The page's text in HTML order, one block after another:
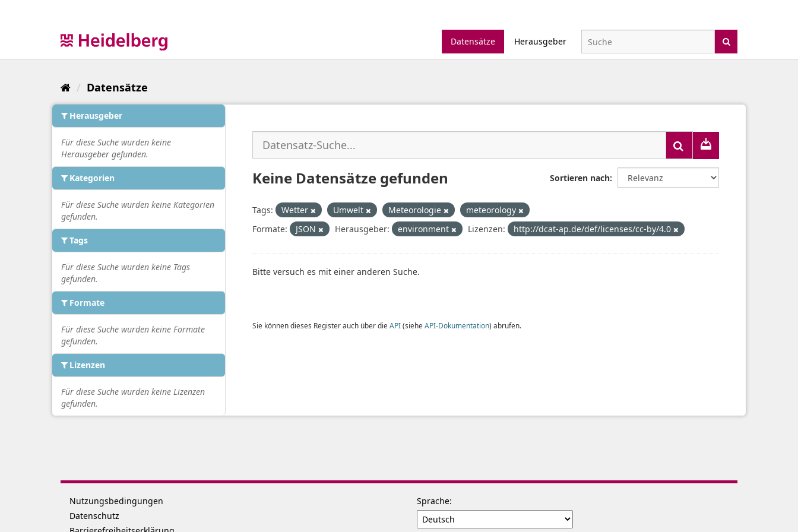
Datensätze
Herausgeber
Datensätze
Herausgeber
Für diese Suche wurden keine
Herausgeber gefunden.
Kategorien
Für diese Suche wurden keine Kategorien
gefunden.
Tags
Für diese Suche wurden keine Tags
gefunden.
Formate
Für diese Suche wurden keine Formate
gefunden.
Lizenzen
Für diese Suche wurden keine Lizenzen
gefunden.
Sortieren nach
Keine Datensätze gefunden
Tags: Wetter Umwelt Meteorologie
meteorology
Formate:
JSON Herausgeber: environment Lizenzen: http://dcat-ap.de/def/licenses/cc-by/4.0
Bitte versuch es mit einer anderen Suche.
Sie können dieses Register auch über die API(siehe API-Dokumentation) abrufen.
Nutzungsbedingungen
Datenschutz
Sprache